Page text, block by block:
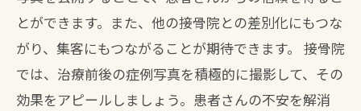
とができます。また、他の接骨院との差別化にもつな
がり、集客にもつながることが期待できます。 接骨院
では、治療前後の症例写真を積極的に撮影して、その
効果をアピールしましょう。患者さんの不安を解消